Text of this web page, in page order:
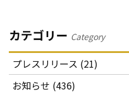
カテゴリー Category
プレスリリース (21)
お知らせ (436)